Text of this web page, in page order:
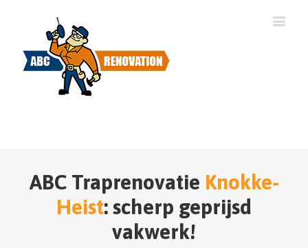
ABC Traprenovatie Knokke-
Heist: scherp geprijsd
vakwerk!